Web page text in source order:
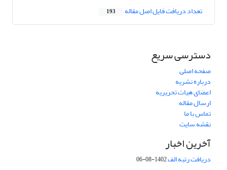
تعداد دریافت فایل اصل مقاله 193
دسترسی سریع
صفحه اصلی
درباره نشریه
اعضای هیات تحریریه
ارسال مقاله
تماس با ما
نقشه سایت
آخرین اخبار
دریافت رتبه الف1402-08-06